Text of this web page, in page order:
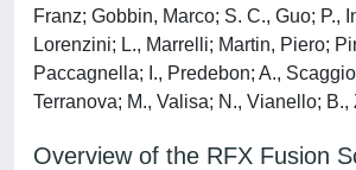
Franz; Gobbin, Marco; S. C., Guo; P.,
Lorenzini; L., Marrelli; Martin, Piero;
Paccagnella; I., Predebon; A.,
Terranova; M., Valisa; N., Vianello; B.,
Overview of the RFX Fusion